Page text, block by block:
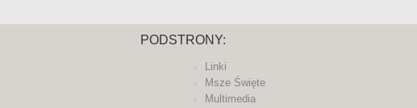
PODSTRONY:
Linki
Msze Święte
Multimedia